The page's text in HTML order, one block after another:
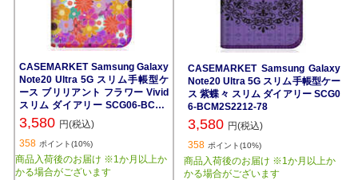
CASEMARKET Samsung Galaxy
Note20 Ultra 5G スリム手帳型ケ
ース ブリリアント フラワー Vivid
スリム ダイアリー SCG06-BCM2
S2211-78
3,580 円(税込)
358 ポイント(10%)
商品入荷後のお届け ※1か月以上か
かる場合がございます
CASEMARKET Samsung Galaxy
Note20 Ultra 5G スリム手帳型ケー
ス 紫蝶々 スリム ダイアリー SCG0
6-BCM2S2212-78
3,580 円(税込)
358 ポイント(10%)
商品入荷後のお届け ※1か月以上か
かる場合がございます